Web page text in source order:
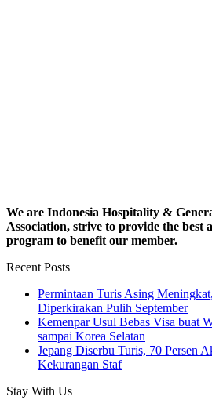
We are Indonesia Hospitality &
Association, strive to provide the best
program to benefit our member.
Recent Posts
Permintaan Turis Asing
Diperkirakan Pulih September
Kemenpar Usul Bebas Visa buat
sampai Korea Selatan
Jepang Diserbu Turis, 70 Persen
Kekurangan Staf
Stay With Us